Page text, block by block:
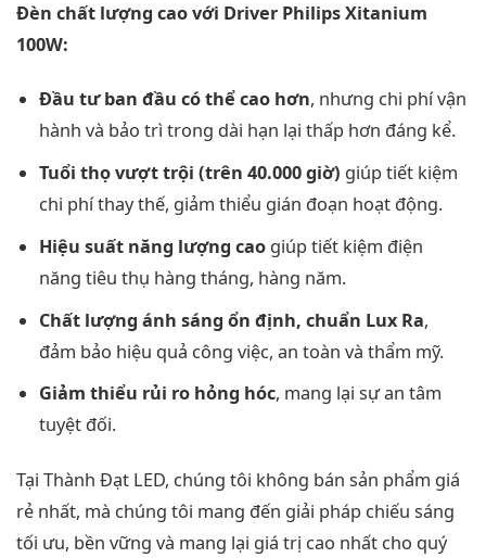
Đèn chất lượng cao với Driver Philips Xitanium
100W:
Đầu tư ban đầu có thể cao hơn, nhưng chi phí vận
hành và bảo trì trong dài hạn lại thấp hơn đáng kể.
Tuổi thọ vượt trội (trên 40.000 giờ) giúp tiết kiệm
chi phí thay thế, giảm thiểu gián đoạn hoạt động.
Hiệu suất năng lượng cao giúp tiết kiệm điện
năng tiêu thụ hàng tháng, hàng năm.
Chất lượng ánh sáng ổn định, chuẩn Lux Ra,
đảm bảo hiệu quả công việc, an toàn và thẩm mỹ.
Giảm thiểu rủi ro hỏng hóc, mang lại sự an tâm
tuyệt đối.
Tại Thành Đạt LED, chúng tôi không bán sản phẩm giá
rẻ nhất, mà chúng tôi mang đến giải pháp chiếu sáng
tối ưu, bền vững và mang lại giá trị cao nhất cho quý